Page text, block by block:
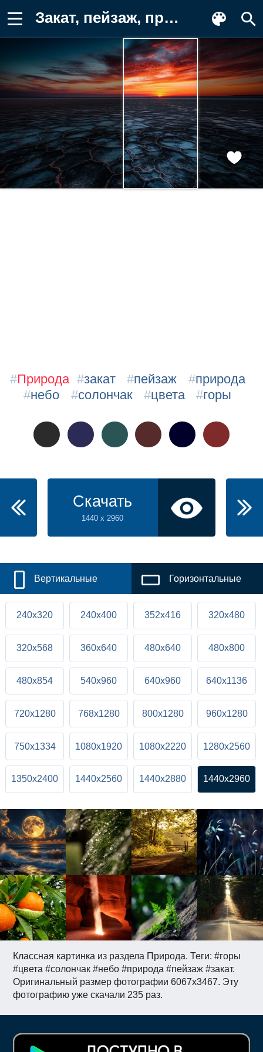
Закат, пейзаж, природа, небо, солончак Картинка для телефона
Классная картинка из раздела Природа. Теги: #горы
#цвета #солончак #небо #природа #пейзаж #закат.
Оригинальный размер фотографии 6067x3467. Эту
фотографию уже скачали 235 раз.
#Природа #закат #пейзаж #природа
#небо #солончак #цвета #горы
Скачать
1440 x 2960
Вертикальные Горизонтальные
240x320 240x400 352x416 320x480
320x568 360x640 480x640 480x800
480x854 540x960 640x960 640x1136
720x1280 768x1280 800x1280 960x1280
750x1334 1080x1920 1080x2220 1280x2560
1350x2400 1440x2560 1440x2880 1440x2960